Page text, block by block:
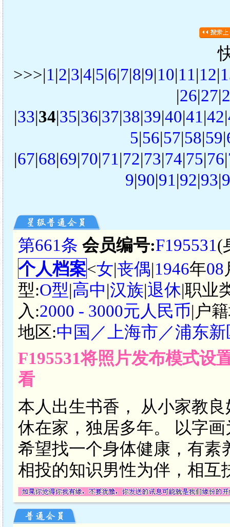
>>>|1|2|3|4|5|6|7|8|9|10|11|12|
|26|27|
|33|34|35|36|37|38|39|40|41|42|
5|56|57|58|59|
|67|68|69|70|71|72|73|74|75|76|
9|90|91|92|93|
第661条 会员编号:F195531(
个人档案<女|丧偶|1946年08
型:O型|高中|汉族|退休|职业
入:2000 - 3000元人民币|户
地区:中国／上海市／浦东新
F195531将照片发布模式设
看
本人出生书香， 从小家教
休在家，独居多年。 以字
希望找一个身体健康，有素
相投的知识男性为伴，相互